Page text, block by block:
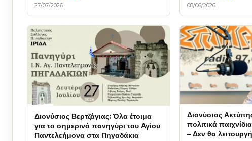
27/07/2026 08/06/2026
Διονύσιος Βερτζάγιας: Όλα έτοιμα
για το σημερινό πανηγύρι του Αγίου
Παντελεήμονα στα Πηγαδάκια
Διονύσιος
πολιτικά
– Δεν θα